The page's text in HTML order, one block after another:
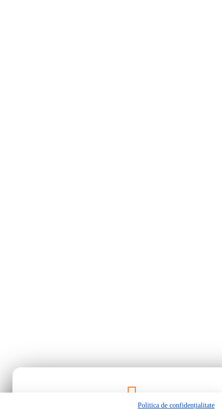
Politica de confidențialitate